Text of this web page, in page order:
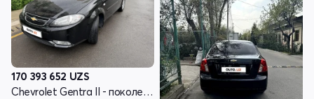
170 393 652 UZS
Chevrolet Gentra II - поколение